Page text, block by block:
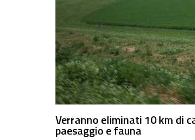
Verranno eliminati 10 km di
paesaggio e fauna